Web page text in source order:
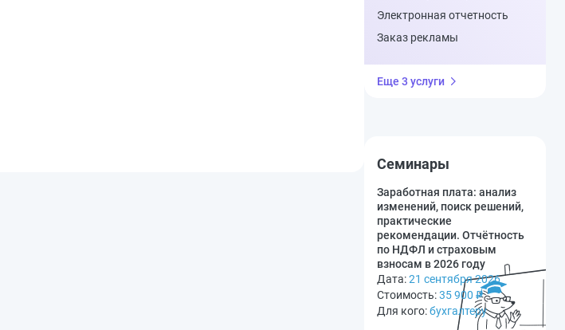
Электронная отчетность
Заказ рекламы
Еще 3 услуги
Семинары
Заработная плата: анализ
изменений, поиск решений,
практические
рекомендации. Отчётность
по НДФЛ и страховым
взносам в 2026 году
Дата:21 сентября 2026
Стоимость:35 900 ₽
Для кого:бухгалтеру